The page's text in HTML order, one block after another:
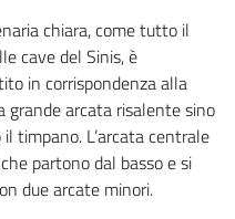
chiara, come tutto il
cave del Sinis, è
in corrispondenza alla
arcata risalente sino
timpano. L’arcata centrale
partono dal basso e si
due arcate minori.